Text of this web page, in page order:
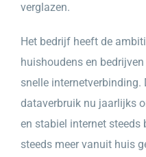
verglazen.
Het bedrijf heeft de
huishoudens en
snelle
dataverbruik nu jaarlijks
en stabiel internet steeds
steeds meer vanuit huis